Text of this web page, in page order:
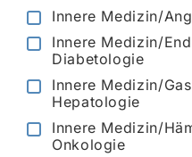
Innere Medizin/
Innere Medizin/
Diabetologie
Innere Medizin/
Hepatologie
Innere Medizin/
Onkologie